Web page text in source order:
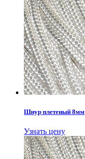
Шнур плетеный 8мм
Узнать цену